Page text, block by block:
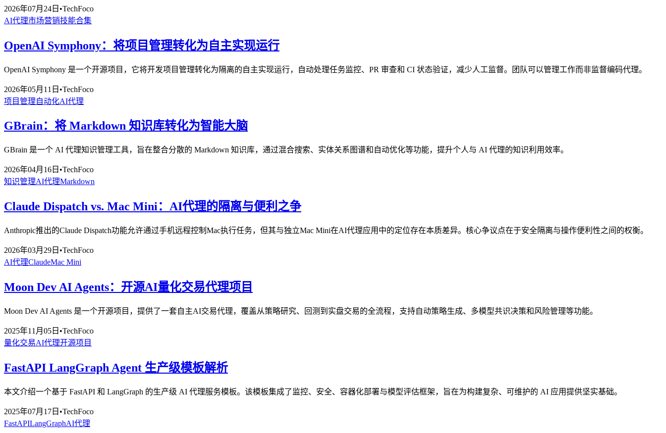
2026年07月24日 •TechFoco
AI代理市场营销技能合集
OpenAI Symphony：将项目管理转化为自主实现运行
OpenAI Symphony 是一个开源项目，它将开发项目管理转化为隔离的自主实现运行，自动处理任务监控、PR 审查和 CI 状态验证，减少人工监督。团队可以管理工作而非监督编码代理。
2026年05月11日 •TechFoco
项目管理自动化AI代理
GBrain：将 Markdown 知识库转化为智能大脑
GBrain 是一个 AI 代理知识管理工具，旨在整合分散的 Markdown 知识库，通过混合搜索、实体关系图谱和自动优化等功能，提升个人与 AI 代理的知识利用效率。
2026年04月16日 •TechFoco
知识管理AI代理Markdown
Claude Dispatch vs. Mac Mini：AI代理的隔离与便利之争
Anthropic推出的Claude Dispatch功能允许通过手机远程控制Mac执行任务，但其与独立Mac Mini在AI代理应用中的定位存在本质差异。核心争议点在于安全隔离与操作便利性之间的权衡。
2026年03月29日 •TechFoco
AI代理ClaudeMac Mini
Moon Dev AI Agents：开源AI量化交易代理项目
Moon Dev AI Agents 是一个开源项目，提供了一套自主AI交易代理，覆盖从策略研究、回测到实盘交易的全流程，支持自动策略生成、多模型共识决策和风险管理等功能。
2025年11月05日 •TechFoco
量化交易AI代理开源项目
FastAPI LangGraph Agent 生产级模板解析
本文介绍一个基于 FastAPI 和 LangGraph 的生产级 AI 代理服务模板。该模板集成了监控、安全、容器化部署与模型评估框架，旨在为构建复杂、可维护的 AI 应用提供坚实基础。
2025年07月17日 •TechFoco
FastAPILangGraphAI代理